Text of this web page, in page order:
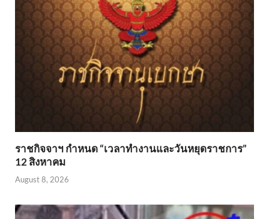
ราชกิจจาฯ กำหนด “เวลาทำงานและวันหยุดราชการ”
12 สิงหาคม
August 8, 2026